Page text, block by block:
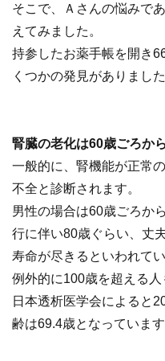
そこで、Ａさんの悩みで
えてみました。
持参したお薬手帳を開き
くつかの発見がありました
腎臓の老化は60歳ごろか
一般的に、腎機能が正常
不全と診断されます。
男性の場合は60歳ごろか
行に伴い80歳ぐらい、丈
寿命が尽きるといわれてい
例外的に100歳を超える人
日本透析医学会によると
齢は69.4歳となっています